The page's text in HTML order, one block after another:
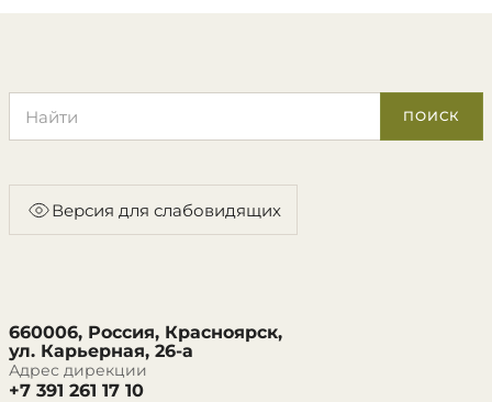
ПОИСК
Версия для слабовидящих
660006, Россия, Красноярск,
ул. Карьерная, 26-а
Адрес дирекции
+7 391 261 17 10